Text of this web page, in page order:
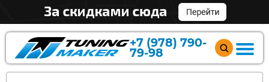
+7 (978) 790-
79-98